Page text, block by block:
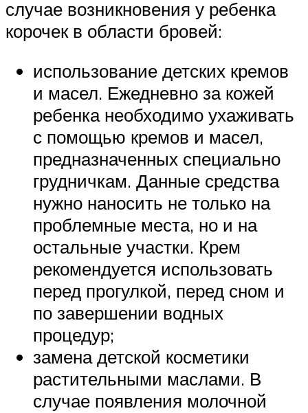
случае возникновения у ребенка
корочек в области бровей:
использование детских кремов
и масел. Ежедневно за кожей
ребенка необходимо ухаживать
с помощью кремов и масел,
предназначенных специально
грудничкам. Данные средства
нужно наносить не только на
проблемные места, но и на
остальные участки. Крем
рекомендуется использовать
перед прогулкой, перед сном и
по завершении водных
процедур;
замена детской косметики
растительными маслами. В
случае появления молочной